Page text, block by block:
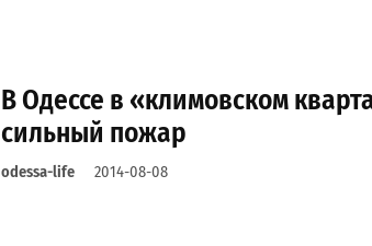
В Одессе в «климовском
сильный пожар
odessa-life 2014-08-08